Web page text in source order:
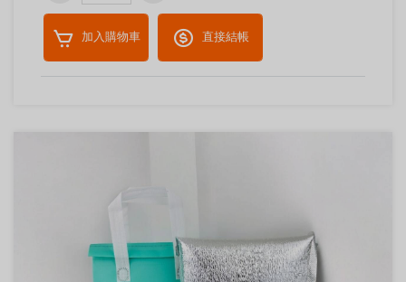
加入購物車 直接結帳